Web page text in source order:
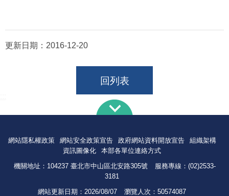
更新日期： 2016-12-20
回列表
網站隱私權政策 網站安全政策宣告 政府網站資料開放宣告
組織架構
資訊圖像化
本部各單位連絡方式
機關地址：104237 臺北市中山區北安路305號
服務專線：(02)2533-
3181
網站更新日期： 2026/08/07 瀏覽人次： 50574087